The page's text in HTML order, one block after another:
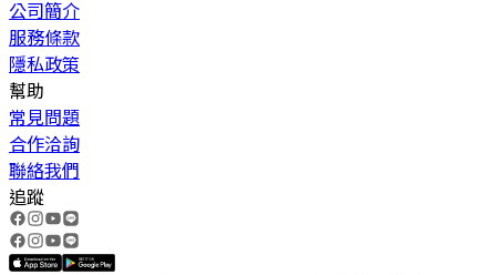
公司簡介
服務條款
隱私政策
幫助
常見問題
合作洽詢
聯絡我們
追蹤